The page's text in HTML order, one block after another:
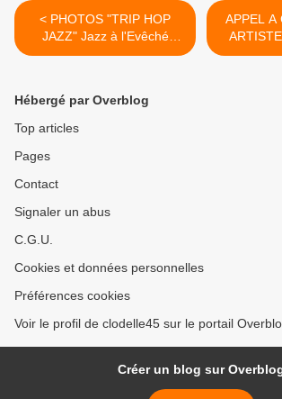
< PHOTOS "TRIP HOP
JAZZ" Jazz à l'Evêché
@Supafuh...
APPEL A
Hébergé par Overblog
Top articles
Pages
Contact
Signaler un abus
C.G.U.
Cookies et données personnelles
Préférences cookies
Voir le profil de clodelle45 sur le portail
Créer un blog sur